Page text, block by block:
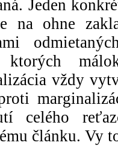
Jeden
na ohne
ktorých
vždy
celého
článku. Vy